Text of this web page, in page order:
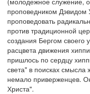
проповедником Дэвидом
проповедовать
против традиционной
создания Бергом своего
расцвета движения
пришлось по сердцу
света" в поисках смысла
немало приверженцев.
Христа".